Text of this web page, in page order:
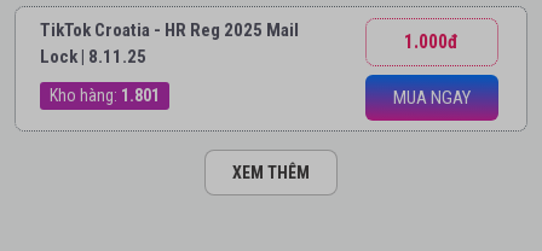
TikTok Croatia - HR Reg 2025 Mail
Lock | 8.11.25
Kho hàng: 1.801
1.000đ
MUA NGAY
XEM THÊM